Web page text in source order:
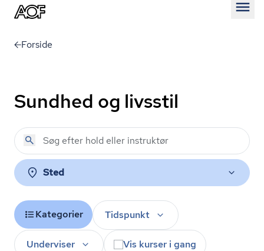
Forside
Sundhed og livsstil
Sted
Kategorier Tidspunkt
Underviser Vis kurser i gang